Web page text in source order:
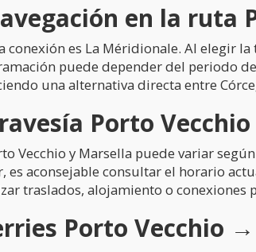
en la ruta
conexión es La Méridionale. Al elegir
puede depender del periodo
una alternativa directa entre
Porto
Vecchio y Marsella puede variar
es aconsejable consultar el horario
traslados, alojamiento o conexiones
Porto Vecchio